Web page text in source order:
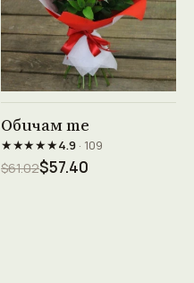
Обичам те
★★★★★4.9· 109
$61.02$57.40